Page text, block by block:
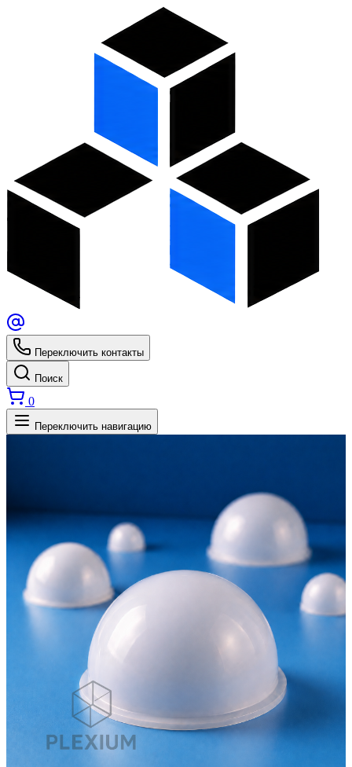
Переключить контакты
Поиск
0
Переключить навигацию